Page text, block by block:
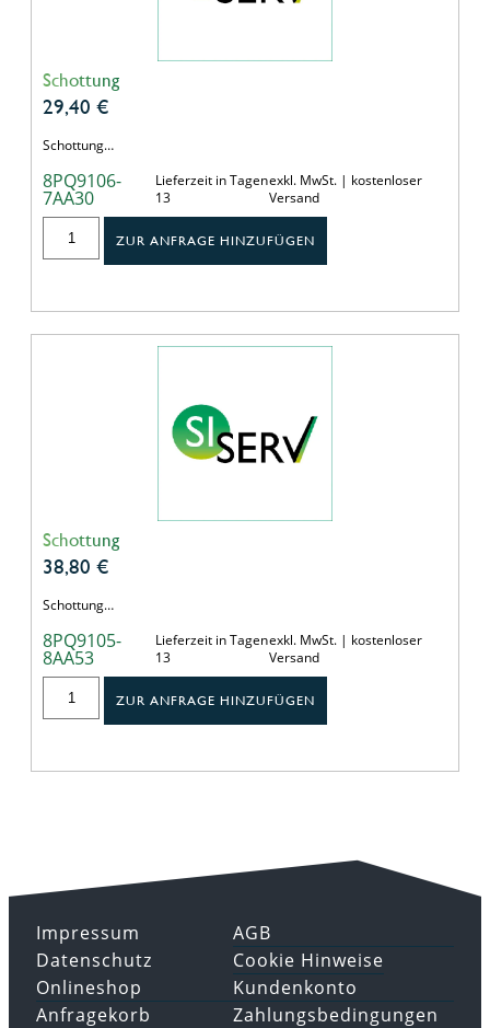
Schottung
29,40 €
Schottung…
8PQ9106-
7AA30
Lieferzeit in Tagen
13
exkl. MwSt. | kostenloser
Versand
ZUR ANFRAGE HINZUFÜGEN
Schottung
38,80 €
Schottung…
8PQ9105-
8AA53
Lieferzeit in Tagen
13
exkl. MwSt. | kostenloser
Versand
ZUR ANFRAGE HINZUFÜGEN
Impressum
Datenschutz
AGB
Cookie Hinweise
Onlineshop
Anfragekorb
Kundenkonto
Zahlungsbedingungen